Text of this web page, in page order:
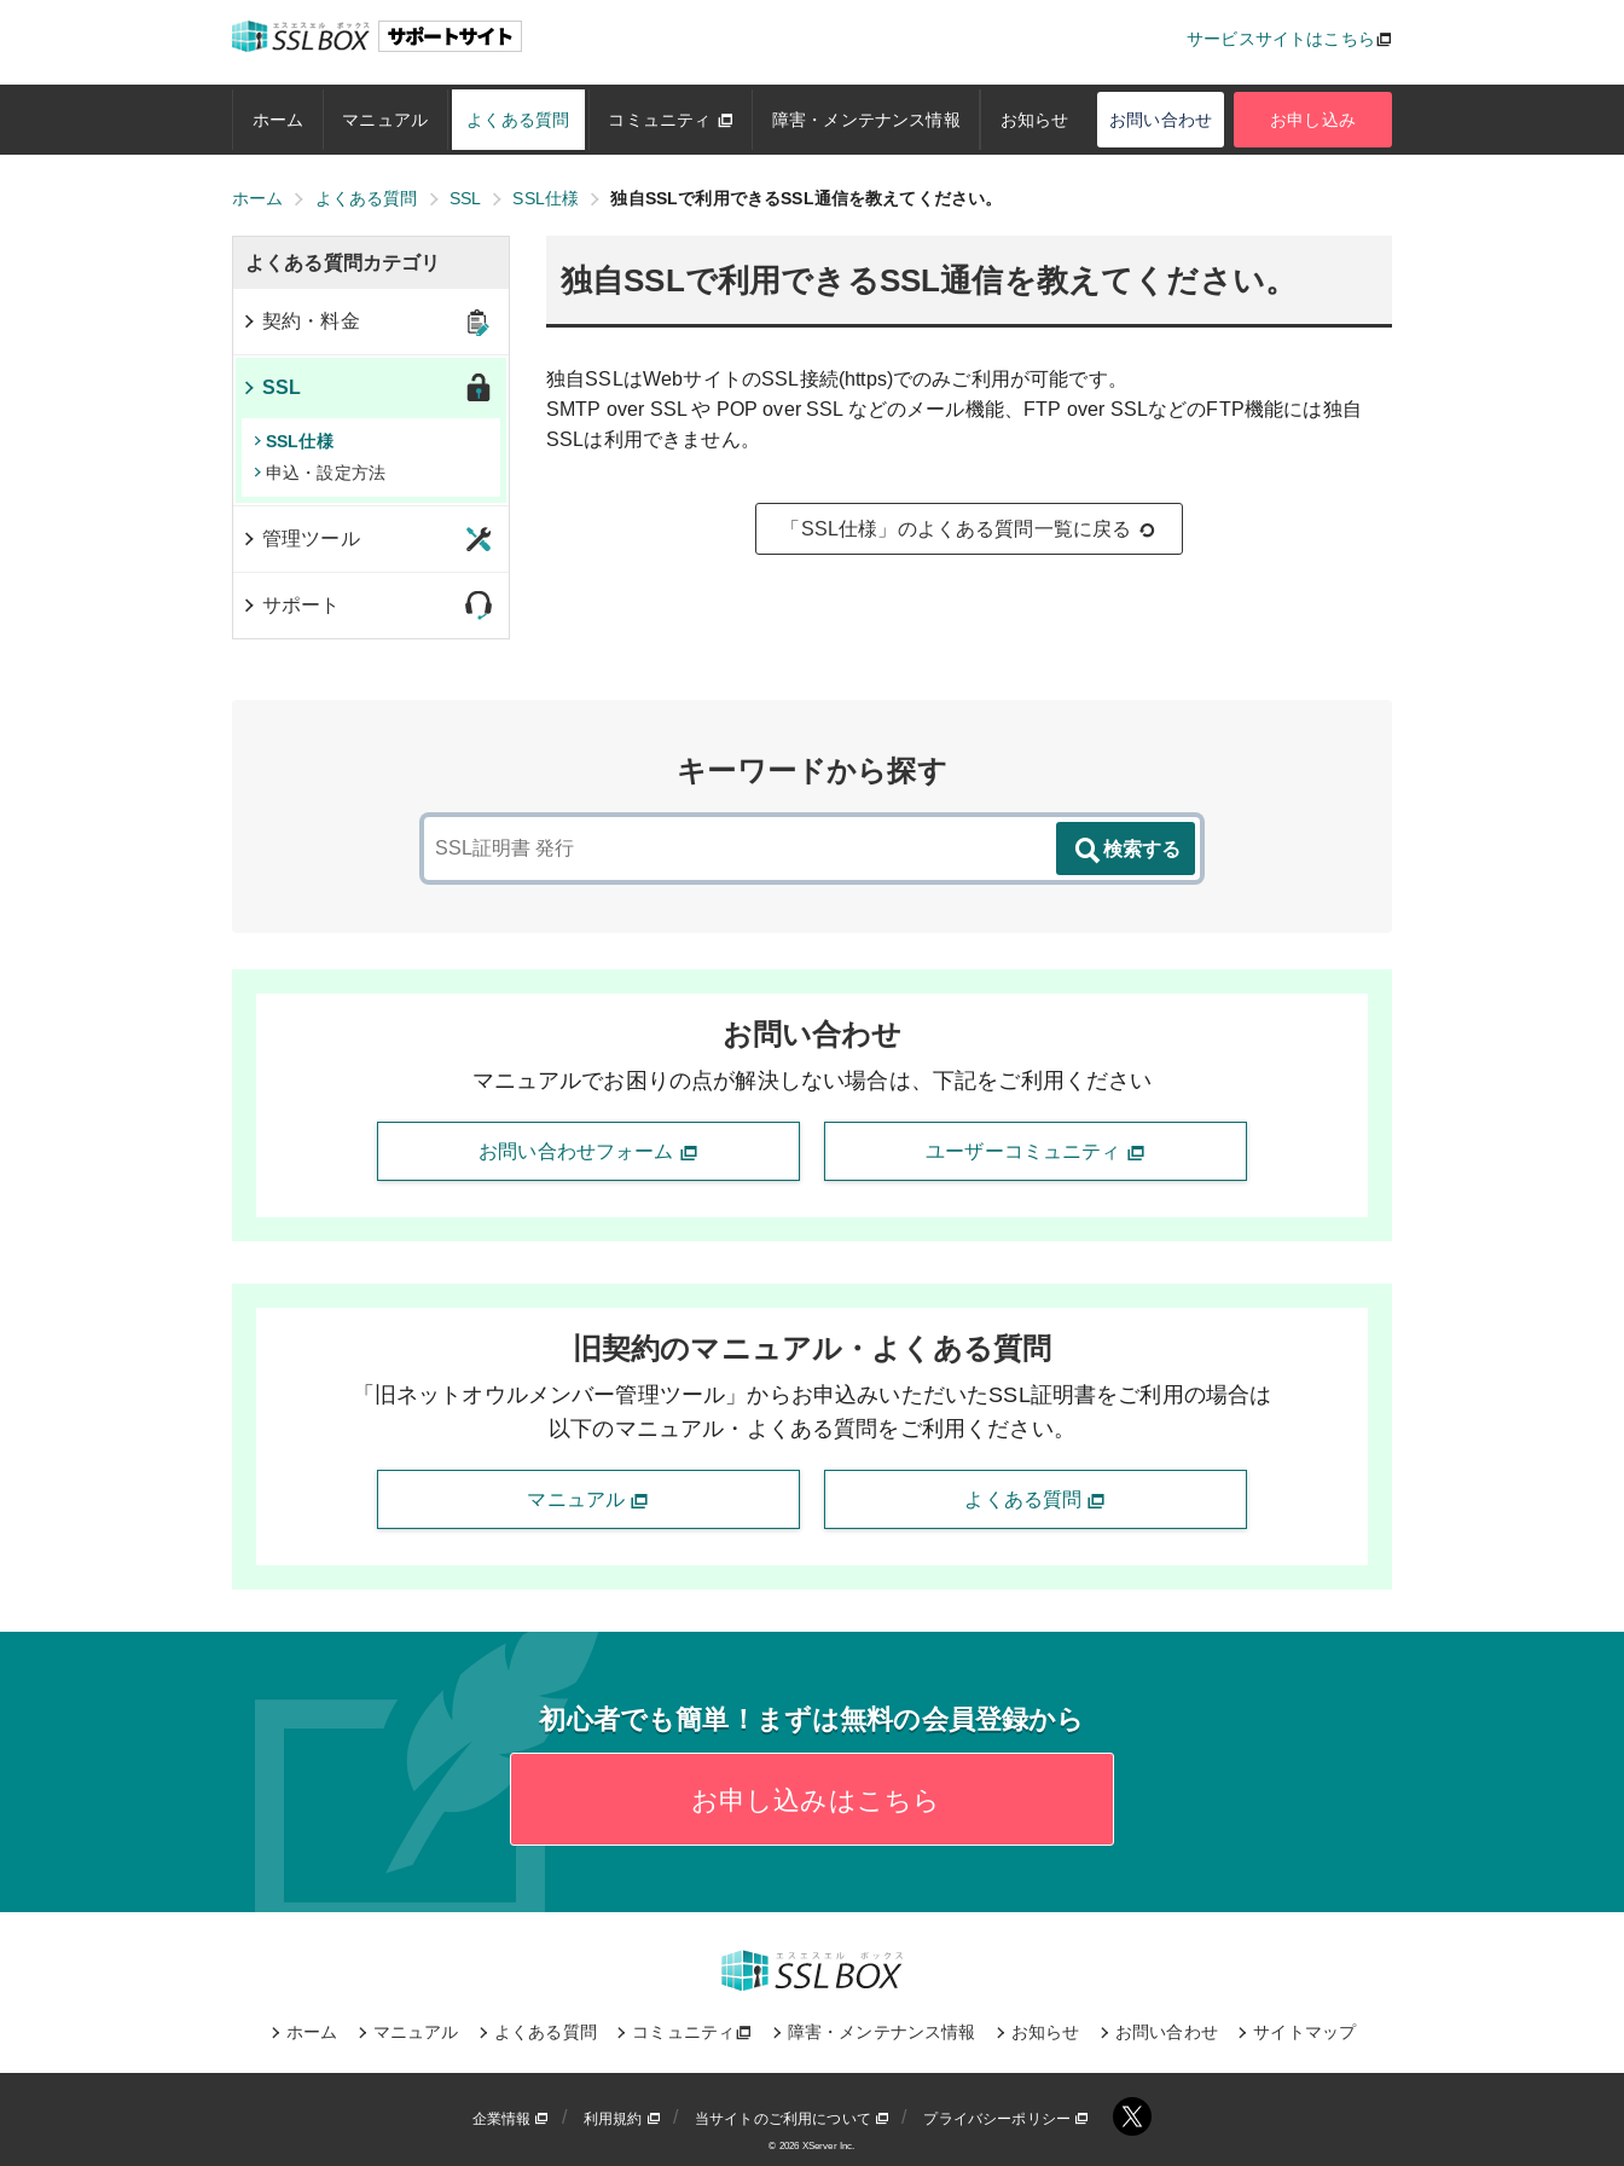
サービスサイトはこちら
ホーム マニュアル よくある質問 コミュニティ 障害・メンテナンス情報 お知らせ お問い合わせ お申し込み
ホーム よくある質問 SSL SSL仕様 独自SSLで利用できるSSL通信を教えてください。
独自SSLで利用できるSSL通信を教えてください。
独自SSLはWebサイトのSSL接続(https)でのみご利用が可能です。
SMTP over SSL や POP over SSL などのメール機能、FTP over SSLなどのFTP機能には独自
SSLは利用できません。
「SSL仕様」のよくある質問一覧に戻る
よくある質問カテゴリ
契約・料金
SSL
SSL仕様
申込・設定方法
管理ツール
サポート
キーワードから探す
検索する
お問い合わせ
マニュアルでお困りの点が解決しない場合は、下記をご利用ください
お問い合わせフォーム ユーザーコミュニティ
旧契約のマニュアル・よくある質問
「旧ネットオウルメンバー管理ツール」からお申込みいただいたSSL証明書をご利用の場合は
以下のマニュアル・よくある質問をご利用ください。
マニュアル よくある質問
初心者でも簡単！まずは無料の会員登録から
お申し込みはこちら
ホーム マニュアル よくある質問 コミュニティ 障害・メンテナンス情報 お知らせ お問い合わせ サイトマップ
企業情報 利用規約 当サイトのご利用について プライバシーポリシー
© 2026 XServer Inc.